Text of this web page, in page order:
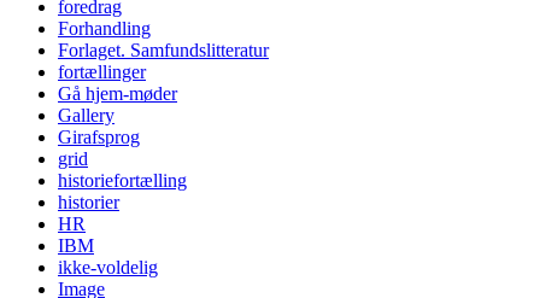
foredrag
Forhandling
Forlaget. Samfundslitteratur
fortællinger
Gå hjem-møder
Gallery
Girafsprog
grid
historiefortælling
historier
HR
IBM
ikke-voldelig
Image